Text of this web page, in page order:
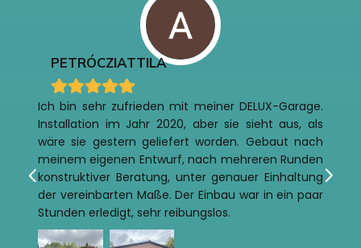
PETRÓCZIATTILA
Ich bin sehr zufrieden mit meiner DELUX-Garage.
Installation im Jahr 2020, aber sie sieht aus, als
wäre sie gestern geliefert worden. Gebaut nach
meinem eigenen Entwurf, nach mehreren Runden
konstruktiver Beratung, unter genauer Einhaltung
der vereinbarten Maße. Der Einbau war in ein paar
Stunden erledigt, sehr reibungslos.